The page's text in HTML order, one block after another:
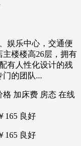
娱乐中心，交通便
楼楼高26层，拥有
有人性化设计的残
的团队...
加床费 房态 在线
165 良好
165 良好